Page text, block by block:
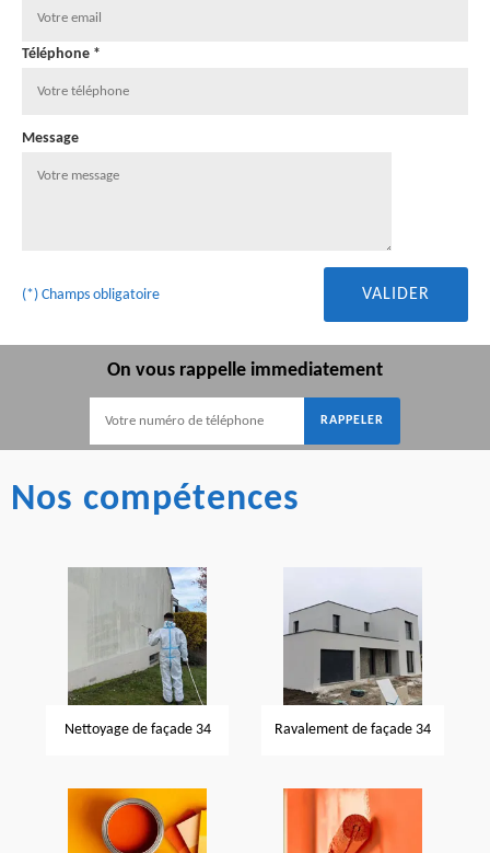
Téléphone *
Message
(*) Champs obligatoire
On vous rappelle immediatement
Nos compétences
Nettoyage de façade 34 Ravalement de façade 34